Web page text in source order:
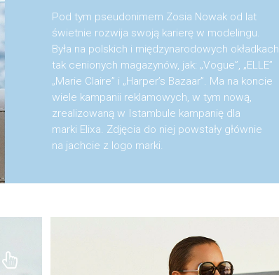
Pod tym pseudonimem Zosia Nowak od lat
świetnie rozwija swoją karierę w modelingu.
Była na polskich i międzynarodowych okładkach
tak cenionych magazynów, jak: „Vogue”, „ELLE”
„Marie Claire” i „Harper’s Bazaar”. Ma na koncie
wiele kampanii reklamowych, w tym nową,
zrealizowaną w Istambule kampanię dla
marki Elixa. Zdjęcia do niej powstały głównie
na jachcie z logo marki.